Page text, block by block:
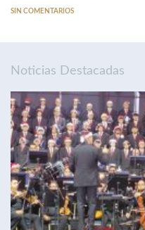
SIN COMENTARIOS
Noticias Destacadas